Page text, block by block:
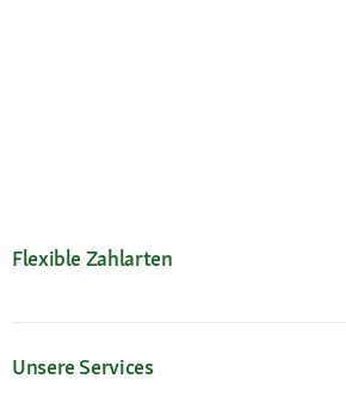
Flexible Zahlarten
Unsere Services